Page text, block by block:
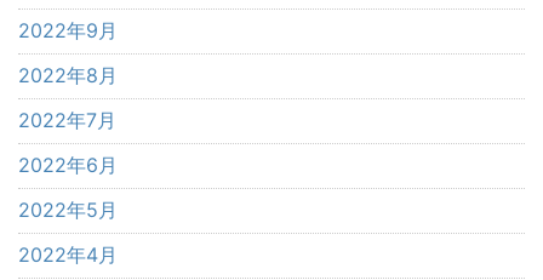
2022年9月
2022年8月
2022年7月
2022年6月
2022年5月
2022年4月